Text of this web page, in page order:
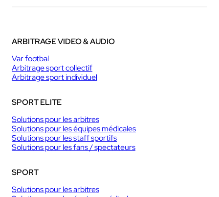
ARBITRAGE VIDEO & AUDIO
Var footbal
Arbitrage sport collectif
Arbitrage sport individuel
SPORT ELITE
Solutions pour les arbitres
Solutions pour les équipes médicales
Solutions pour les staff sportifs
Solutions pour les fans / spectateurs
SPORT
Solutions pour les arbitres